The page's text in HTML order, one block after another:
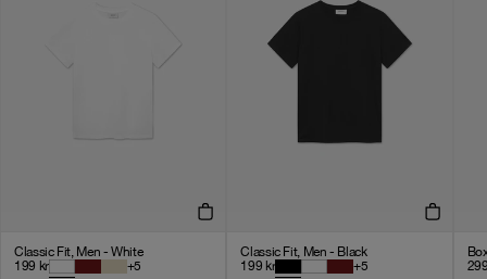
Classic Fit, Men - White
199 kr +5
Classic Fit, Men - Black
199 kr +5